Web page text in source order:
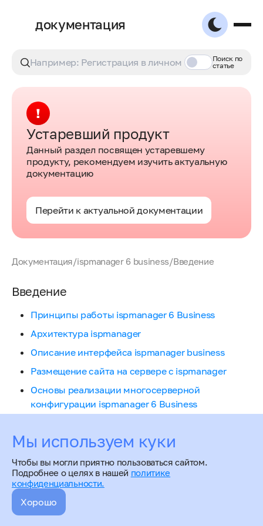
документация
Поиск по
статье
Устаревший продукт
Данный раздел посвящен устаревшему
продукту, рекомендуем изучить актуальную
документацию
Перейти к актуальной документации
Документация/ispmanager 6 business/Введение
Введение
Принципы работы ispmanager 6 Business
Архитектура ispmanager
Описание интерфейса ispmanager business
Размещение сайта на сервере с ispmanager
Основы реализации многосерверной
конфигурации ispmanager 6 Business
Business
Введение
Мы используем куки
Чтобы вы могли приятно пользоваться сайтом.
Подробнее о целях в нашей политике
конфиденциальности.
Хорошо